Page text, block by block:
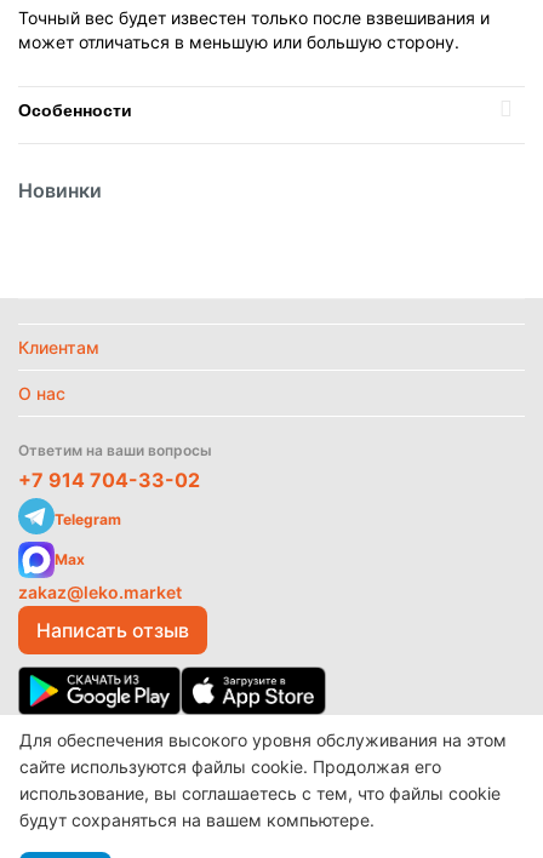
Точный вес будет известен только после взвешивания и
может отличаться в меньшую или большую сторону.
Особенности
Часть тела
Новинки
Клиентам
О нас
Ответим на ваши вопросы
+7 914 704-33-02
Telegram
Max
zakaz@leko.market
Написать отзыв
© 2017-2026 ООО «Леко» Разработано в make shop
Для обеспечения высокого уровня обслуживания на этом
сайте используются файлы cookie. Продолжая его
использование, вы соглашаетесь с тем, что файлы cookie
будут сохраняться на вашем компьютере.